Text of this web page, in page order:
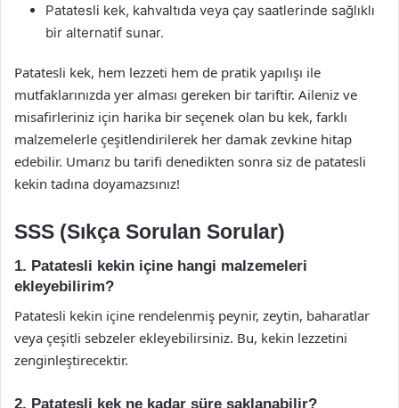
Patatesli kek, kahvaltıda veya çay saatlerinde sağlıklı
bir alternatif sunar.
Patatesli kek, hem lezzeti hem de pratik yapılışı ile
mutfaklarınızda yer alması gereken bir tariftir. Aileniz ve
misafirleriniz için harika bir seçenek olan bu kek, farklı
malzemelerle çeşitlendirilerek her damak zevkine hitap
edebilir. Umarız bu tarifi denedikten sonra siz de patatesli
kekin tadına doyamazsınız!
SSS (Sıkça Sorulan Sorular)
1. Patatesli kekin içine hangi malzemeleri
ekleyebilirim?
Patatesli kekin içine rendelenmiş peynir, zeytin, baharatlar
veya çeşitli sebzeler ekleyebilirsiniz. Bu, kekin lezzetini
zenginleştirecektir.
2. Patatesli kek ne kadar süre saklanabilir?